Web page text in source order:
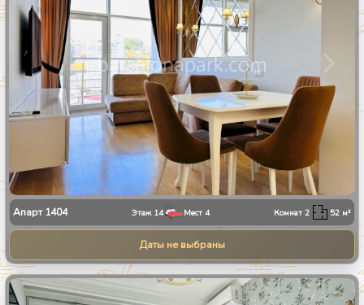
Апарт 1404 Этаж 14 Мест 4 Комнат2 52 м²
Даты не выбраны